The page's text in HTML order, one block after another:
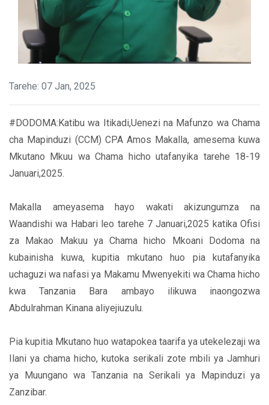
Tarehe: 07 Jan, 2025
#DODOMA:Katibu wa Itikadi,Uenezi na Mafunzo wa Chama
cha Mapinduzi (CCM) CPA Amos Makalla, amesema kuwa
Mkutano Mkuu wa Chama hicho utafanyika tarehe 18-19
Januari,2025.
Makalla ameyasema hayo wakati akizungumza na
Waandishi wa Habari leo tarehe 7 Januari,2025 katika Ofisi
za Makao Makuu ya Chama hicho Mkoani Dodoma na
kubainisha kuwa, kupitia mkutano huo pia kutafanyika
uchaguzi wa nafasi ya Makamu Mwenyekiti wa Chama hicho
kwa Tanzania Bara ambayo ilikuwa inaongozwa
Abdulrahman Kinana aliyejiuzulu.
Pia kupitia Mkutano huo watapokea taarifa ya utekelezaji wa
Ilani ya chama hicho, kutoka serikali zote mbili ya Jamhuri
ya Muungano wa Tanzania na Serikali ya Mapinduzi ya
Zanzibar.